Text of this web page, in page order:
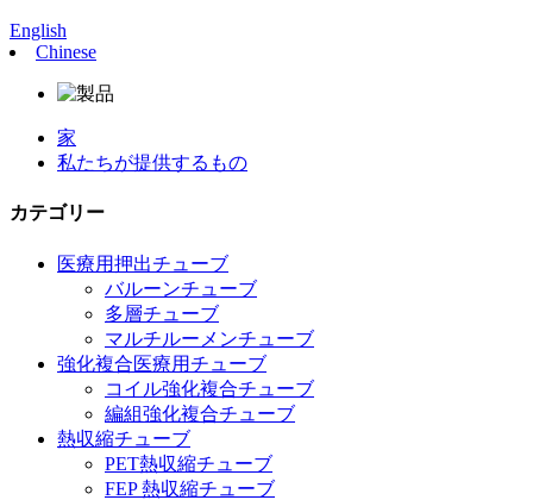
English
Chinese
家
私たちが提供するもの
カテゴリー
医療用押出チューブ
バルーンチューブ
多層チューブ
マルチルーメンチューブ
強化複合医療用チューブ
コイル強化複合チューブ
編組強化複合チューブ
熱収縮チューブ
PET熱収縮チューブ
FEP 熱収縮チューブ